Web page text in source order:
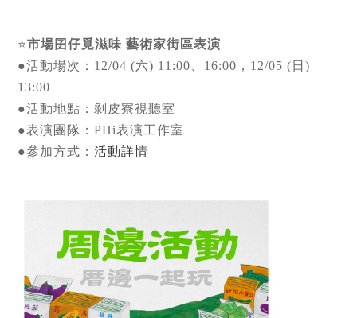
⭐市場囝仔覓滋味 藝術家街區表演
●活動場次：12/04 (六) 11:00、16:00，12/05 (日)
13:00
●活動地點：剝皮寮視聽室
●表演團隊：PHi表演工作室
●參加方式：活動詳情